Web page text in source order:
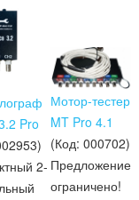
Pro
)
2-
Мотор-тестер
MT Pro 4.1
(Код: 000702)
Предложение
ограничено!